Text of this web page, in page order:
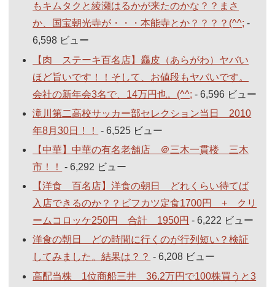
もキムタクと綾瀬はるかが来たのかな？？まさ
か、国宝朝光寺が・・・本能寺とか？？？？(^^; -
6,598 ビュー
【肉 ステーキ百名店】麤皮（あらがわ）ヤバい
ほど旨いです！！そして、お値段もヤバいです。
会社の新年会3名で、14万円也。(^^; - 6,596 ビュー
滝川第二高校サッカー部セレクション当日 2010
年8月30日！！
- 6,525 ビュー
【中華】中華の有名老舗店 ＠三木一貫楼 三木
市！！
- 6,292 ビュー
【洋食 百名店】洋食の朝日 どれくらい待てば
入店できるのか？？ビフカツ定食1700円 + クリ
ームコロッケ250円 合計 1950円 - 6,222 ビュー
洋食の朝日 どの時間に行くのが行列短い？検証
してみました。結果は？？ - 6,208 ビュー
高配当株 1位商船三井 36.2万円で100株買うと3